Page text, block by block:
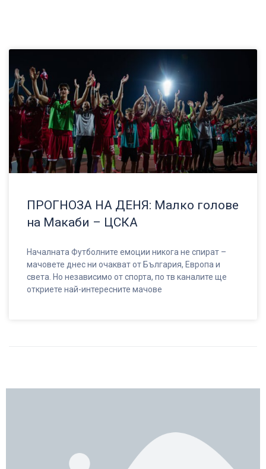
ПРОГНОЗА НА ДЕНЯ: Малко голове
на Макаби – ЦСКА
Началната Футболните емоции никога не спират –
мачовете днес ни очакват от България, Европа и
света. Но независимо от спорта, по тв каналите ще
откриете най-интересните мачове